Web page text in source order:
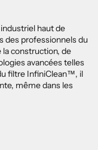
haut de
des professionnels du
construction, de
avancées telles
filtre InfiniClean™, il
même dans les